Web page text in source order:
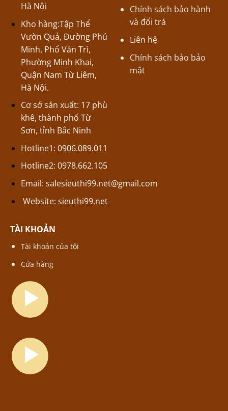
Hà Nội
Kho hàng:Tập Thể
Vườn Quả, Đường Phú
Minh, Phố Văn Trì,
Phường Minh Khai,
Quận Nam Từ Liêm,
Hà Nội.
Cơ sở sản xuất: 17 phù
khê, thành phố Từ
Sơn, tỉnh Bắc Ninh
Hotline1: 0906.089.011
Hotline2: 0978.662.105
Email: salesieuthi99.net@gmail.com
Website: sieuthi99.net
Chính sách bảo hành
và đổi trả
Liên hệ
Chính sách bảo bảo
mật
TÀI KHOẢN
Tài khoản của tôi
Cửa hàng